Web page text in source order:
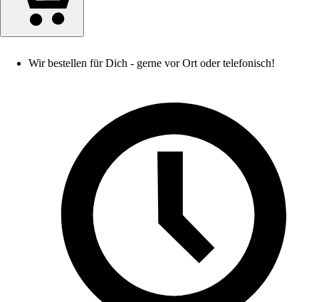
Wir bestellen für Dich - gerne vor Ort oder telefonisch!